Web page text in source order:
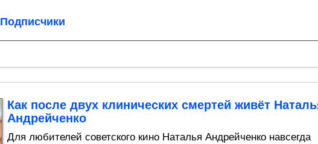
Подписчики
Как после двух клинических смертей живёт
Андрейченко
Для любителей советского кино Наталья Андрейченко навсегда